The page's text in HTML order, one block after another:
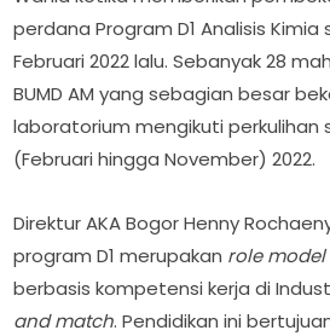
perdana Program D1 Analisis Kimia
Februari 2022 lalu. Sebanyak 28
BUMD AM yang sebagian besar
laboratorium mengikuti perkulihan
(Februari hingga November) 2022.
Direktur AKA Bogor Henny
program D1 merupakan role model
berbasis kompetensi kerja di
and match. Pendidikan ini